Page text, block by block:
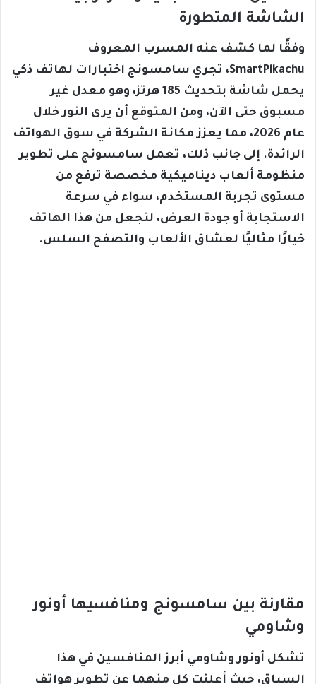
الشاشة المتطورة
وفقًا لما كشف عنه المسرب المعروف
SmartPikachu، تجري سامسونج اختبارات لهاتف ذكي
يحمل شاشة بتحديث 185 هرتز، وهو معدل غير
مسبوق حتى الآن، ومن المتوقع أن يرى النور خلال
عام 2026، مما يعزز مكانة الشركة في سوق الهواتف
الرائدة. إلى جانب ذلك، تعمل سامسونج على تطوير
منظومة ألعاب ديناميكية مخصصة ترفع من
مستوى تجربة المستخدم، سواء في سرعة
الاستجابة أو جودة العرض، لتجعل من هذا الهاتف
خيارًا مثاليًا لعشاق الألعاب والتصفح السلس.
مقارنة بين سامسونج ومنافسيها أونور
وشاومي
تشكل أونور وشاومي أبرز المنافسين في هذا
السباق، حيث أعلنت كل منهما عن تطوير هواتف